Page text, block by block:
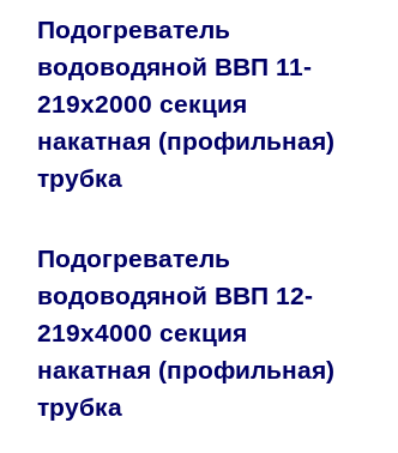
Подогреватель
водоводяной ВВП 11-
219х2000 секция
накатная (профильная)
трубка
Подогреватель
водоводяной ВВП 12-
219х4000 секция
накатная (профильная)
трубка